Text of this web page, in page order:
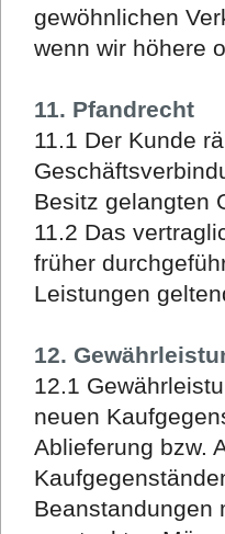
gewöhnlichen
wenn wir höhere
11. Pfandrecht
11.1 Der Kunde
Besitz gelangten
11.2 Das
früher
Leistungen
12.
12.1
neuen
Ablieferung bzw.
Beanstandungen